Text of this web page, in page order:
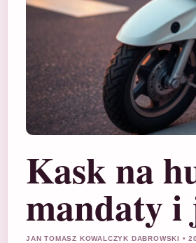
Kask na
mandaty
JAN TOMASZ KOWALCZYK DABROWSKI •